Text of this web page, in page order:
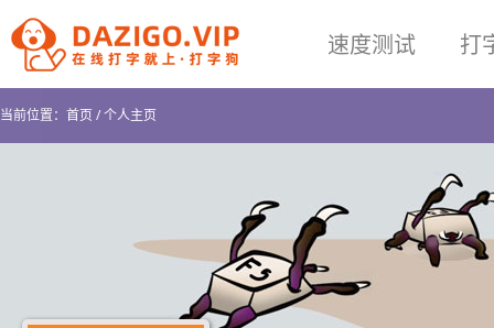
速度测试 打
当前位置： 首页/个人主页